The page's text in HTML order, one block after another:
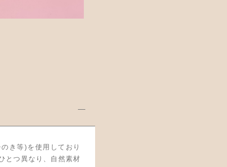
き等)を使用しており
とつ異なり、自然素材